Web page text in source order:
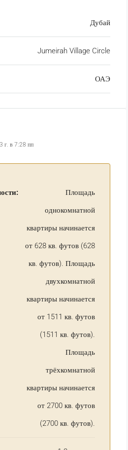
Дубай
Jumeirah Village Circle
ОАЭ
г. в 7:28 пп
Площадь
однокомнатной
квартиры начинается
от 628 кв. футов (628
кв. футов). Площадь
двухкомнатной
квартиры начинается
от 1511 кв. футов
(1511 кв. футов).
Площадь
трёхкомнатной
квартиры начинается
от 2700 кв. футов
(2700 кв. футов).